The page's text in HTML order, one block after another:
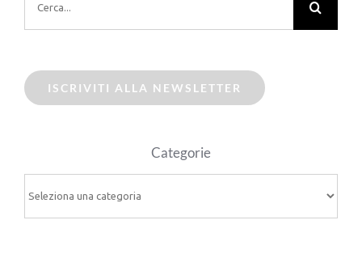
per:
ISCRIVITI ALLA NEWSLETTER
Categorie